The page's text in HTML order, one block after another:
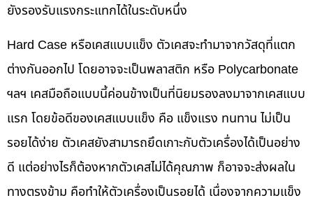
ยังรองรับแรงกระแทกได้ในระดับหนึ่ง
Hard Case หรือเคสแบบแข็ง ตัวเคสจะทำมาจากวัสดุที่แตก
ต่างกันออกไป โดยอาจจะเป็นพลาสติก หรือ Polycarbonate
ฯลฯ เคสมือถือแบบนี้ค่อนข้างเป็นที่นิยมรองลงมาจากเคสแบบ
แรก โดยข้อดีของเคสแบบแข็ง คือ แข็งแรง ทนทาน ไม่เป็น
รอยได้ง่าย ตัวเคสยังสามารถยึดเกาะกับตัวเครื่องได้เป็นอย่าง
ดี แต่อย่างไรก็ต้องหากตัวเคสไม่ได้คุณภาพ ก็อาจจะส่งผลใน
ทางตรงข้าม คือทำให้ตัวเครื่องเป็นรอยได้ เนื่องจากความแข็ง